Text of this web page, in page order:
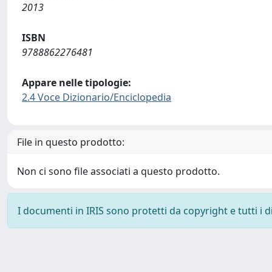
2013
ISBN
9788862276481
Appare nelle tipologie:
2.4 Voce Dizionario/Enciclopedia
File in questo prodotto:
Non ci sono file associati a questo prodotto.
I documenti in IRIS sono protetti da copyright e tutti i